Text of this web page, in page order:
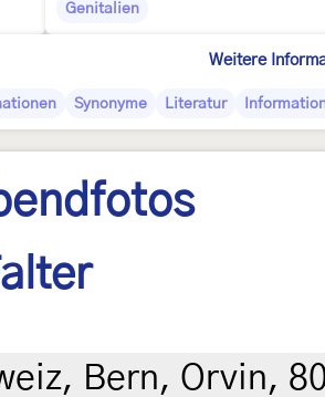
Genitalien
Weitere
Synonyme Literatur
Bern, Orvin,